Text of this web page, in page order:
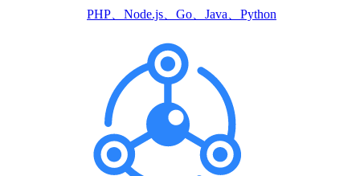
PHP、Node.js、Go、Java、Python